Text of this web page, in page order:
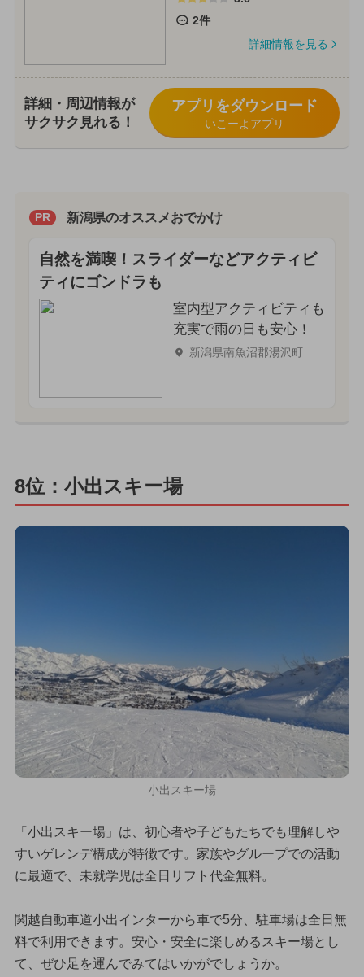
2件
詳細情報を見る
詳細・周辺情報が
サクサク見れる！
アプリをダウンロード
いこーよアプリ
PR 新潟県のオススメおでかけ
自然を満喫！スライダーなどアクティビ
ティにゴンドラも
室内型アクティビティも
充実で雨の日も安心！
新潟県南魚沼郡湯沢町
8位：小出スキー場
小出スキー場
「小出スキー場」は、初心者や子どもたちでも理解しや
すいゲレンデ構成が特徴です。家族やグループでの活動
に最適で、未就学児は全日リフト代金無料。
関越自動車道小出インターから車で5分、駐車場は全日無
料で利用できます。安心・安全に楽しめるスキー場とし
て、ぜひ足を運んでみてはいかがでしょうか。